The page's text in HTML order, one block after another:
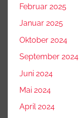
Februar 2025
Januar 2025
Oktober 2024
September 2024
Juni 2024
Mai 2024
April 2024